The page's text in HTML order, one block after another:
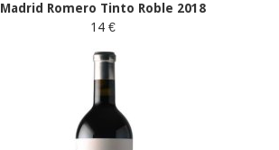
Madrid Romero Tinto Roble 2018
14 €